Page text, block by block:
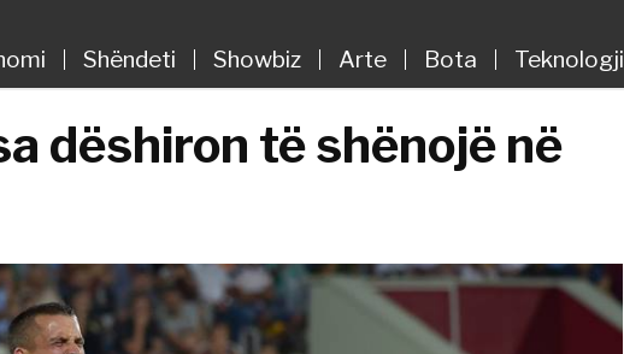
Shëndeti Showbiz Arte Bota Teknologji
dëshiron të shënojë në